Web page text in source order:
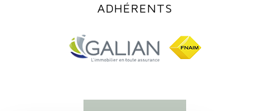
ADHÉRENTS